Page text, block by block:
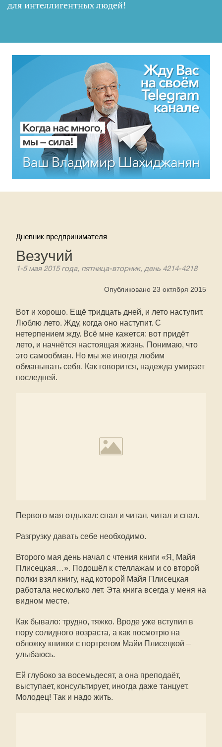
для интеллигентных людей!
Дневник предпринимателя
Везучий
1-5 мая 2015 года, пятница-вторник, день 4214-4218
Опубликовано 23 октября 2015
Вот и хорошо. Ещё тридцать дней, и лето наступит.
Люблю лето. Жду, когда оно наступит. С
нетерпением жду. Всё мне кажется: вот придёт
лето, и начнётся настоящая жизнь. Понимаю, что
это самообман. Но мы же иногда любим
обманывать себя. Как говорится, надежда умирает
последней.
Первого мая отдыхал: спал и читал, читал и спал.
Разгрузку давать себе необходимо.
Второго мая день начал с чтения книги «Я, Майя
Плисецкая…». Подошёл к стеллажам и со второй
полки взял книгу, над которой Майя Плисецкая
работала несколько лет. Эта книга всегда у меня на
видном месте.
Как бывало: трудно, тяжко. Вроде уже вступил в
пору солидного возраста, а как посмотрю на
обложку книжки с портретом Майи Плисецкой –
улыбаюсь.
Ей глубоко за восемьдесят, а она преподаёт,
выступает, консультирует, иногда даже танцует.
Молодец! Так и надо жить.